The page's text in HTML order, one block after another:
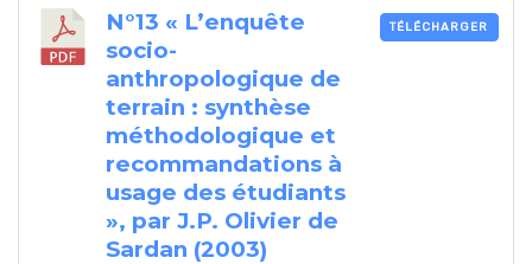
N°13 « L’enquête
socio-
anthropologique de
terrain : synthèse
méthodologique et
recommandations à
usage des étudiants
», par J.P. Olivier de
Sardan (2003)
TÉLÉCHARGER